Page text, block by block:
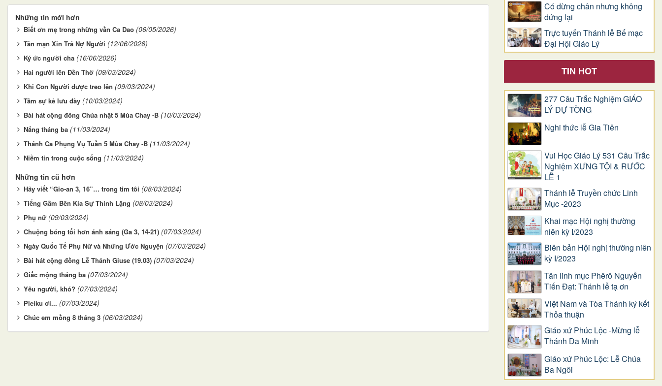
Những tin mới hơn
Biết ơn mẹ trong những vần Ca Dao (06/05/2026)
Tản mạn Xin Trả Nợ Người (12/06/2026)
Ký ức người cha (16/06/2026)
Hai người lên Đền Thờ (09/03/2024)
Khi Con Người được treo lên (09/03/2024)
Tâm sự kẻ lưu đày (10/03/2024)
Bài hát cộng đồng Chúa nhật 5 Mùa Chay -B (10/03/2024)
Nắng tháng ba (11/03/2024)
Thánh Ca Phụng Vụ Tuần 5 Mùa Chay -B (11/03/2024)
Niềm tin trong cuộc sống (11/03/2024)
Những tin cũ hơn
Hãy viết “Gio-an 3, 16”… trong tim tôi (08/03/2024)
Tiếng Gầm Bên Kia Sự Thinh Lặng (08/03/2024)
Phụ nữ (09/03/2024)
Chuộng bóng tối hơn ánh sáng (Ga 3, 14-21) (07/03/2024)
Ngày Quốc Tế Phụ Nữ và Những Ước Nguyện (07/03/2024)
Bài hát cộng đồng Lễ Thánh Giuse (19.03) (07/03/2024)
Giấc mộng tháng ba (07/03/2024)
Yêu người, khó? (07/03/2024)
Pleiku ơi... (07/03/2024)
Chúc em mồng 8 tháng 3 (06/03/2024)
Có dừng chân nhưng không
đứng lại
Trực tuyến Thánh lễ Bế mạc
Đại Hội Giáo Lý
TIN HOT
277 Câu Trắc Nghiệm GIÁO
LÝ DỰ TÒNG
Nghi thức lễ Gia Tiên
Vui Học Giáo Lý 531 Câu Trắc
Nghiệm XƯNG TỘI & RƯỚC
LỄ 1
Thánh lễ Truyền chức Linh
Mục -2023
Khai mạc Hội nghị thường
niên kỳ I/2023
Biên bản Hội nghị thường niên
kỳ I/2023
Tân linh mục Phêrô Nguyễn
Tiến Đạt: Thánh lễ tạ ơn
Việt Nam và Tòa Thánh ký kết
Thỏa thuận
Giáo xứ Phúc Lộc -Mừng lễ
Thánh Đa Minh
Giáo xứ Phúc Lộc: Lễ Chúa
Ba Ngôi